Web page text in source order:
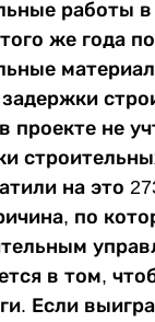
работы в
же года
проекте не
на это
по
в том,
Если